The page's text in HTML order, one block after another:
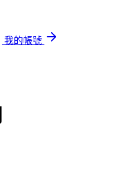
我的帳號